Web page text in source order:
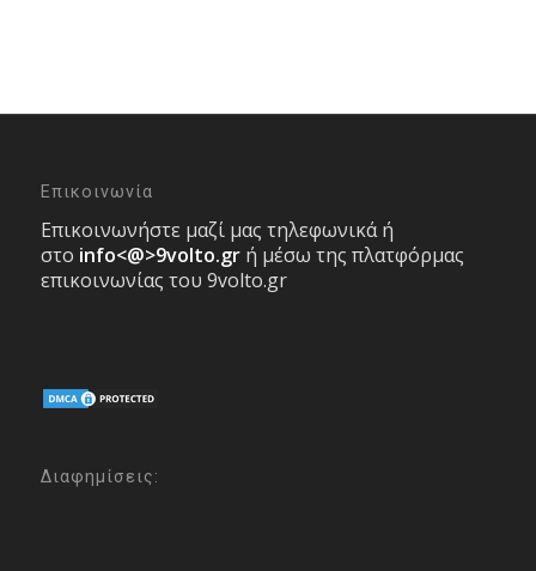
Επικοινωνία
Επικοινωνήστε μαζί μας τηλεφωνικά ή
στο info<@>9volto.gr ή μέσω της πλατφόρμας
επικοινωνίας του 9volto.gr
Διαφημίσεις: